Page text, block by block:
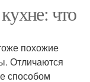
что
похожие
Отличаются
способом